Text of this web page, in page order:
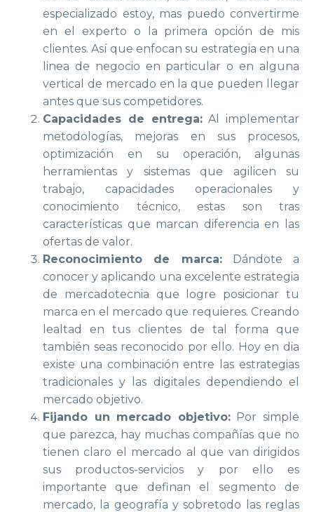
especializado estoy, mas puedo convertirme
en el experto o la primera opción de mis
clientes. Así que enfocan su estrategia en una
linea de negocio en particular o en alguna
vertical de mercado en la que pueden llegar
antes que sus competidores.
Capacidades de entrega:Al implementar
metodologías, mejoras en sus procesos,
optimización en su operación, algunas
herramientas y sistemas que agilicen su
trabajo, capacidades operacionales y
conocimiento técnico, estas son tras
características que marcan diferencia en las
ofertas de valor.
Reconocimiento de marca:Dándote a
conocer y aplicando una excelente estrategia
de mercadotecnia que logre posicionar tu
marca en el mercado que requieres. Creando
lealtad en tus clientes de tal forma que
también seas reconocido por ello. Hoy en dia
existe una combinación entre las estrategias
tradicionales y las digitales dependiendo el
mercado objetivo.
Fijando un mercado objetivo:Por simple
que parezca, hay muchas compañías que no
tienen claro el mercado al que van dirigidos
sus productos-servicios y por ello es
importante que definan el segmento de
mercado, la geografía y sobretodo las reglas